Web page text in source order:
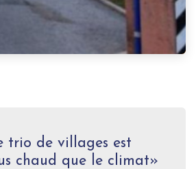
trio de villages est
chaud que le climat»